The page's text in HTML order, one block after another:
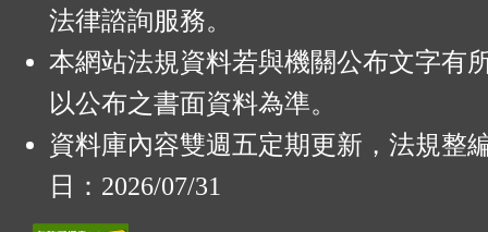
法律諮詢服務。
本網站法規資料若與機關公布文字有
以公布之書面資料為準。
資料庫內容雙週五定期更新，法規整
日：2026/07/31